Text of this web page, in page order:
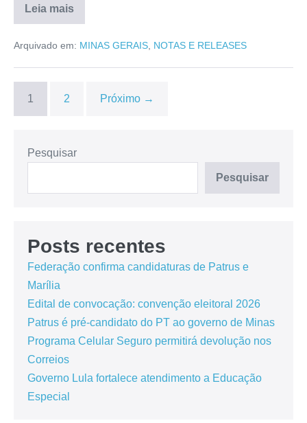
Leia mais
Arquivado em: MINAS GERAIS, NOTAS E RELEASES
1 2 Próximo →
Pesquisar
Pesquisar
Posts recentes
Federação confirma candidaturas de Patrus e
Marília
Edital de convocação: convenção eleitoral 2026
Patrus é pré-candidato do PT ao governo de Minas
Programa Celular Seguro permitirá devolução nos
Correios
Governo Lula fortalece atendimento a Educação
Especial